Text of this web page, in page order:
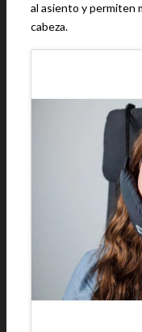
al asiento y permiten
cabeza.